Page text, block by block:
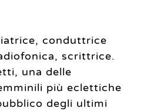
conduttrice
scrittrice.
una delle
più eclettiche
degli ultimi